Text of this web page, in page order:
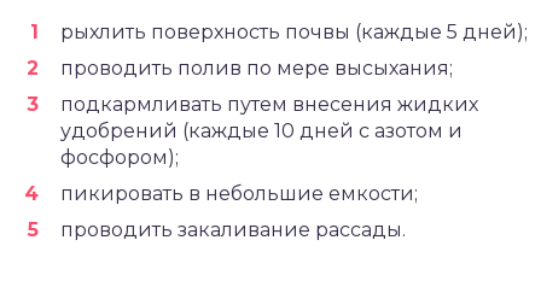
рыхлить поверхность почвы (каждые 5 дней);
проводить полив по мере высыхания;
подкармливать путем внесения жидких
удобрений (каждые 10 дней с азотом и
фосфором);
пикировать в небольшие емкости;
проводить закаливание рассады.